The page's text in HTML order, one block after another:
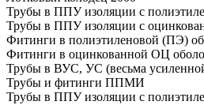
Трубы в ППУ изоляции с
Трубы в ППУ изоляции с
Фитинги в полиэтиленовой (ПЭ)
Фитинги в оцинкованной ОЦ
Трубы в ВУС, УС (весьма
Трубы и фитинги ППМИ
Трубы в ППУ изоляции с